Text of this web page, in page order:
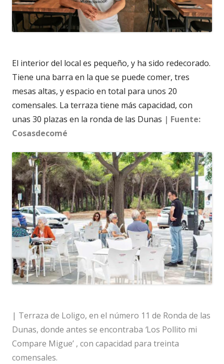
El interior del local es pequeño, y ha sido redecorado.
Tiene una barra en la que se puede comer, tres
mesas altas, y espacio en total para unos 20
comensales. La terraza tiene más capacidad, con
unas 30 plazas en la ronda de las Dunas | Fuente:
Cosasdecomé
| Terraza de Loligo, en el número 11 de Ronda de las
Dunas, donde antes se encontraba ‘Los Pollito mi
Compare Migue’ , con capacidad para treinta
comensales.